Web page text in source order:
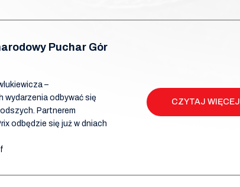
Puchar Gór
–
wydarzenia odbywać się
Partnerem
odbędzie się już w dniach
CZYTAJ WIĘCEJ